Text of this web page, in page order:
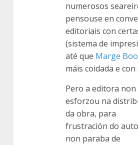
numerosos
pensouse en
editoriais con
(sistema de
até que Marge
máis coidada e
Pero a editora non
esforzou na
da obra, para
frustración do
non paraba de